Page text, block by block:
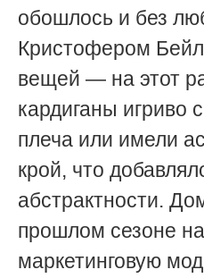
обошлось и без
Кристофером
вещей — на этот
кардиганы игриво
плеча или имели
крой, что
абстрактности.
прошлом сезоне
маркетинговую